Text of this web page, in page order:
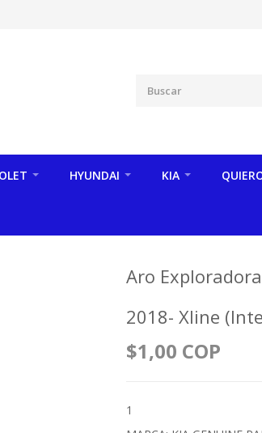
HYUNDAI KIA
Aro
2018- Xline
$1,00 COP
1